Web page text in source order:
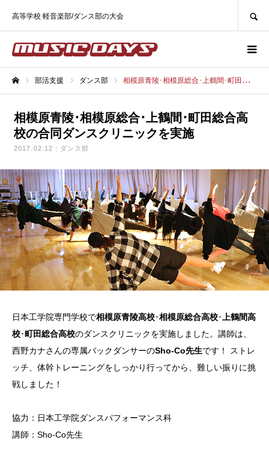
高等学校 軽音楽部/ダンス部の大会
部活支援 ダンス部 相模原青陵･相模原総合･上鶴間･町田総合高校の合同ダンスクリニックを実施
相模原青陵･相模原総合･上鶴間･町田総合高
校の合同ダンスクリニックを実施
2017.02.12 ダンス部
日本工学院専門学校で相模原青陵高校･相模原総合高校･
上鶴間高
校･町田総合高校のダンスクリニックを実施しました。講師は、
西野カナさんの専属バックダンサーのSho-Co先生です！ ストレ
ッチ、体幹トレーニングをしっかり行ってから、難しい振りに挑
戦しました！
協力：日本工学院ダンスパフォーマンス科
講師：Sho-Co先生